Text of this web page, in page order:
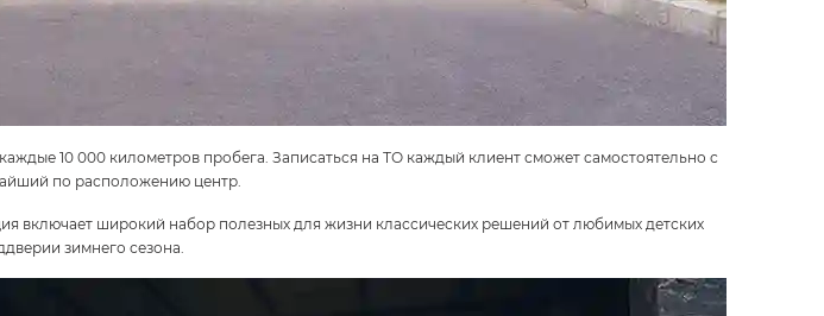
10 000 километров пробега. Записаться на ТО каждый клиент сможет самостоятельно с
по расположению центр.
включает широкий набор полезных для жизни классических решений от любимых детских
зимнего сезона.